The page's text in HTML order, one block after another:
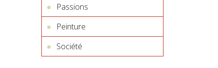
Passions
Peinture
Société